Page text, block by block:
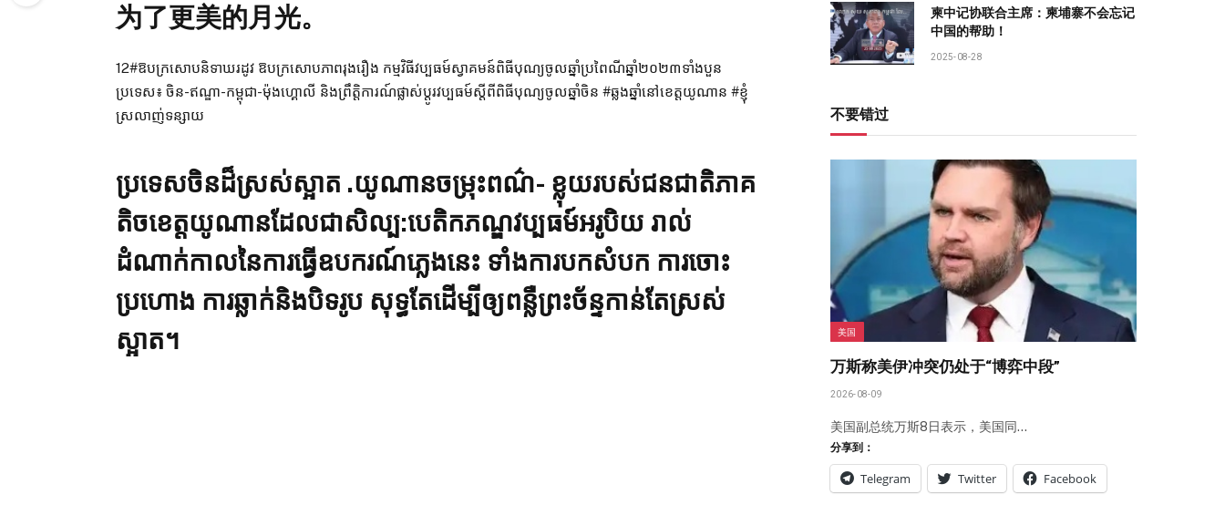
为了更美的月光。
12#ឱបក្រសោបនិទាឃរដូវ ឱបក្រសោបភាពរុងរឿង កម្មវិធីវប្បធម៍ស្វាគមន៍ពិធីបុណ្យចូលឆ្នាំប្រពៃណីឆ្នាំ២០២៣ទាំងបួន
ប្រទេស៖ ចិន-ឥណ្ឌា-កម្ពុជា-ម៉ុងហ្គោលី និងព្រឹត្តិការណ៍ផ្លាស់ប្តូរវប្បធម៍ស្តីពីពិធីបុណ្យចូលឆ្នាំចិន #ឆ្លងឆ្នាំនៅខេត្តយូណាន #ខ្ញុំ
ស្រលាញ់ទន្សាយ
ប្រទេសចិនដ៏ស្រស់ស្អាត .យូណានចម្រុះពណ៌- ខ្លុយរបស់ជនជាតិភាគ
តិចខេត្តយូណានដែលជាសិល្ប:បេតិកភណ្ឌវប្បធម៍អរូបិយ រាល់
ដំណាក់កាលនៃការធ្វើឧបករណ៍ភ្លេងនេះ ទាំងការបកសំបក ការចោះ
ប្រហោង ការឆ្លាក់និងបិទរូប សុទ្ធតែដើម្បីឲ្យពន្លឺព្រះច័ន្ទកាន់តែស្រស់
ស្អាត។
柬中记协联合主席：柬埔寨不会忘记
中国的帮助！
2025-08-28
不要错过
美国
万斯称美伊冲突仍处于“博弈中段”
2026-08-09
美国副总统万斯8日表示，美国同…
分享到：
Telegram Twitter Facebook